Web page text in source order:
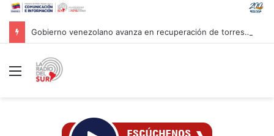
Gobierno venezolano avanza en recuperación de torres de transmisión impactadas por sismos
Menú